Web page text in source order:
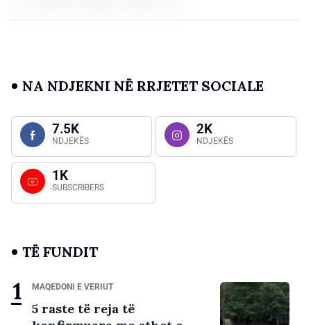
NA NDJEKNI NË RRJETET SOCIALE
7.5K
NDJEKËS
2K
NDJEKËS
1K
SUBSCRIBERS
TË FUNDIT
MAQEDONI E VERIUT
5 raste të reja të